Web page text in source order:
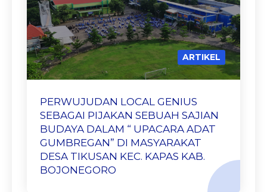
ARTIKEL
PERWUJUDAN LOCAL GENIUS
SEBAGAI PIJAKAN SEBUAH SAJIAN
BUDAYA DALAM “ UPACARA ADAT
GUMBREGAN” DI MASYARAKAT
DESA TIKUSAN KEC. KAPAS KAB.
BOJONEGORO